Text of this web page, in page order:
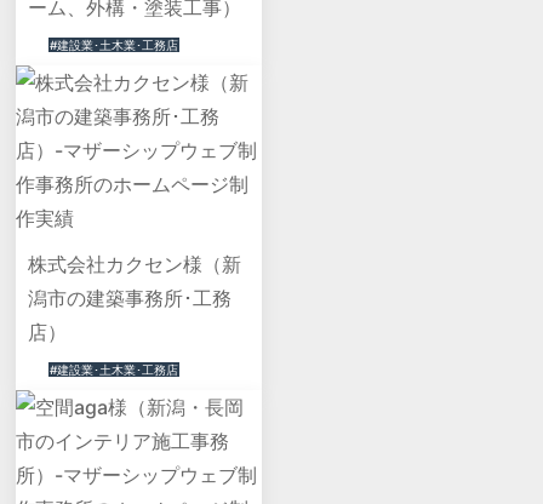
ーム、外構・塗装工事）
#建設業･土木業･工務店
株式会社カクセン様（新
潟市の建築事務所･工務
店）
#建設業･土木業･工務店